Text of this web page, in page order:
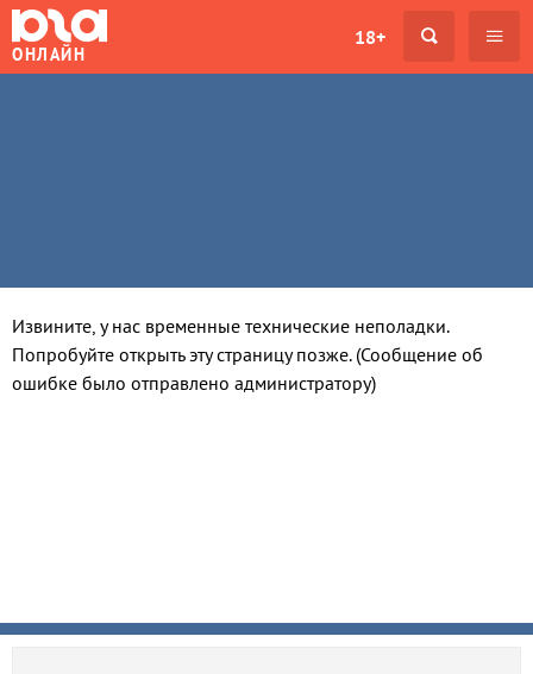
ОНЛАЙН
18+
Извините, у нас временные технические неполадки.
Попробуйте открыть эту страницу позже. (Сообщение об
ошибке было отправлено администратору)